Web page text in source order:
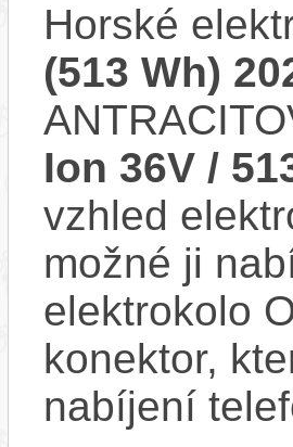
Horské
(513 Wh)
Ion 36V /
vzhled
možné ji
elektrokolo
konektor,
nabíjení